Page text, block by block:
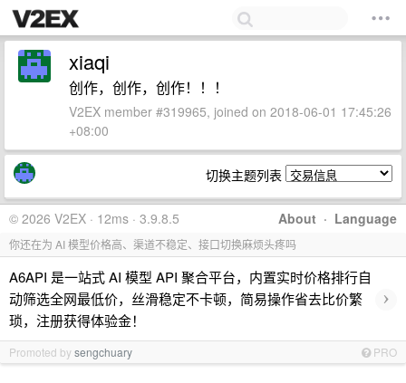
xiaqi
创作，创作，创作！！！
V2EX member #319965, joined on 2018-06-01 17:45:26
+08:00
切换主题列表
About · Language
© 2026 V2EX · 12ms · 3.9.8.5
你还在为 AI 模型价格高、渠道不稳定、接口切换麻烦头疼吗
A6API 是一站式 AI 模型 API 聚合平台，内置实时价格排行自
动筛选全网最低价，丝滑稳定不卡顿，简易操作省去比价繁
琐，注册获得体验金！
›
Promoted bysengchuary PRO